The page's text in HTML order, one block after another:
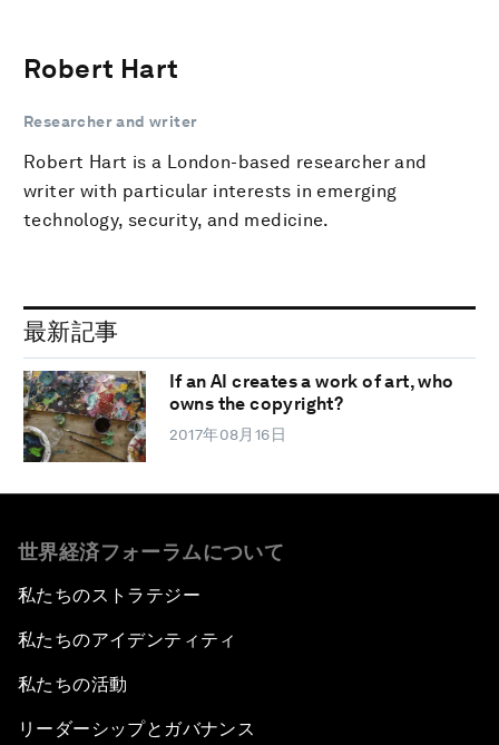
Robert Hart
Researcher and writer
Robert Hart is a London-based researcher and
writer with particular interests in emerging
technology, security, and medicine.
最新記事
If an AI creates a work of art, who
owns the copyright?
2017年08月16日
世界経済フォーラムについて
私たちのストラテジー
私たちのアイデンティティ
私たちの活動
リーダーシップとガバナンス